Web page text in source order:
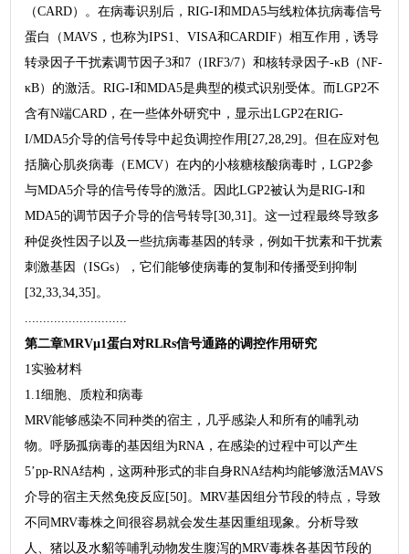
（CARD）。在病毒识别后，RIG-I和MDA5与线粒体抗病毒信号
蛋白（MAVS，也称为IPS1、VISA和CARDIF）相互作用，诱导
转录因子干扰素调节因子3和7（IRF3/7）和核转录因子-κB（NF-
κB）的激活。RIG-I和MDA5是典型的模式识别受体。而LGP2不
含有N端CARD，在一些体外研究中，显示出LGP2在RIG-
I/MDA5介导的信号传导中起负调控作用[27,28,29]。但在应对包
括脑心肌炎病毒（EMCV）在内的小核糖核酸病毒时，LGP2参
与MDA5介导的信号传导的激活。因此LGP2被认为是RIG-I和
MDA5的调节因子介导的信号转导[30,31]。这一过程最终导致多
种促炎性因子以及一些抗病毒基因的转录，例如干扰素和干扰素
刺激基因（ISGs），它们能够使病毒的复制和传播受到抑制
[32,33,34,35]。
第二章MRVµ1蛋白对RLRs信号通路的调控作用研究
1实验材料
1.1细胞、质粒和病毒
MRV能够感染不同种类的宿主，几乎感染人和所有的哺乳动
物。呼肠孤病毒的基因组为RNA，在感染的过程中可以产生
5’pp-RNA结构，这两种形式的非自身RNA结构均能够激活MAVS
介导的宿主天然免疫反应[50]。MRV基因组分节段的特点，导致
不同MRV毒株之间很容易就会发生基因重组现象。分析导致
人、猪以及水貂等哺乳动物发生腹泻的MRV毒株各基因节段的